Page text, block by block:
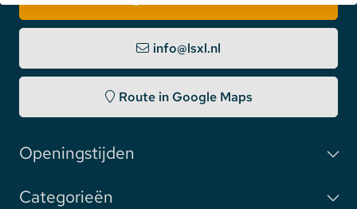
info@lsxl.nl
Route in Google Maps
Openingstijden
Categorieën